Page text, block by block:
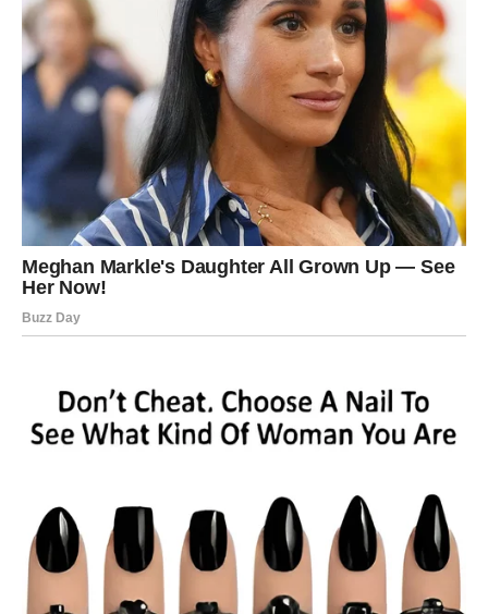
polako uči da sumnjate u sebe.
I to je jedan od najtiših oblika manipulacije.
7. Postajete opcija, nikada
prioritet
Javljaju vam se kada im je dosadno.
Zovu kada im treba pomoć.
Ako ste tu samo kada njima odgovara, a nikada kada je
vama teško, to nije odnos – to je pogodnost.
8. Osećate se zbunjeno posle
razgovora
Jedan od najjačih znakova da vas neko pravi budalom